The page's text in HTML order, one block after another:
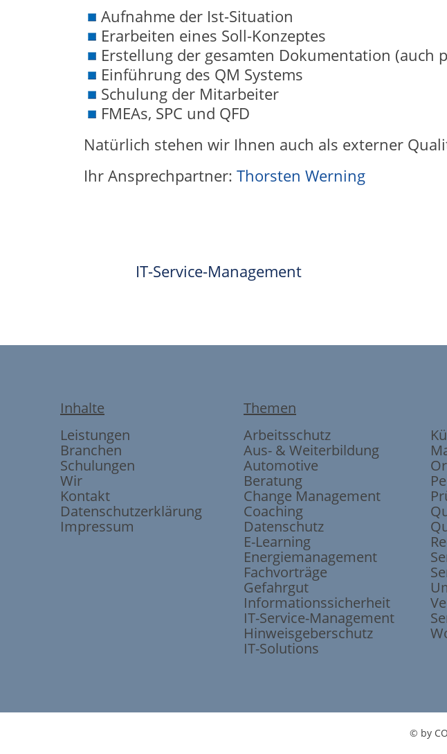
Aufnahme der Ist-Situation
Erarbeiten eines Soll-Konzeptes
Erstellung der gesamten Dokumentation (auch
Einführung des QM Systems
Schulung der Mitarbeiter
FMEAs, SPC und QFD
Natürlich stehen wir Ihnen auch als externer
Ihr Ansprechpartner: Thorsten Werning
IT-Service-Management
Inhalte
Leistungen
Branchen
Schulungen
Wir
Kontakt
Datenschutzerklärung
Impressum
Themen
Arbeitsschutz
Aus- & Weiterbildung
Automotive
Beratung
Change Management
Coaching
Datenschutz
E-Learning
Energiemanagement
Fachvorträge
Gefahrgut
Informationssicherheit
IT-Service-Management
Hinweisgeberschutz
IT-Solutions
© by